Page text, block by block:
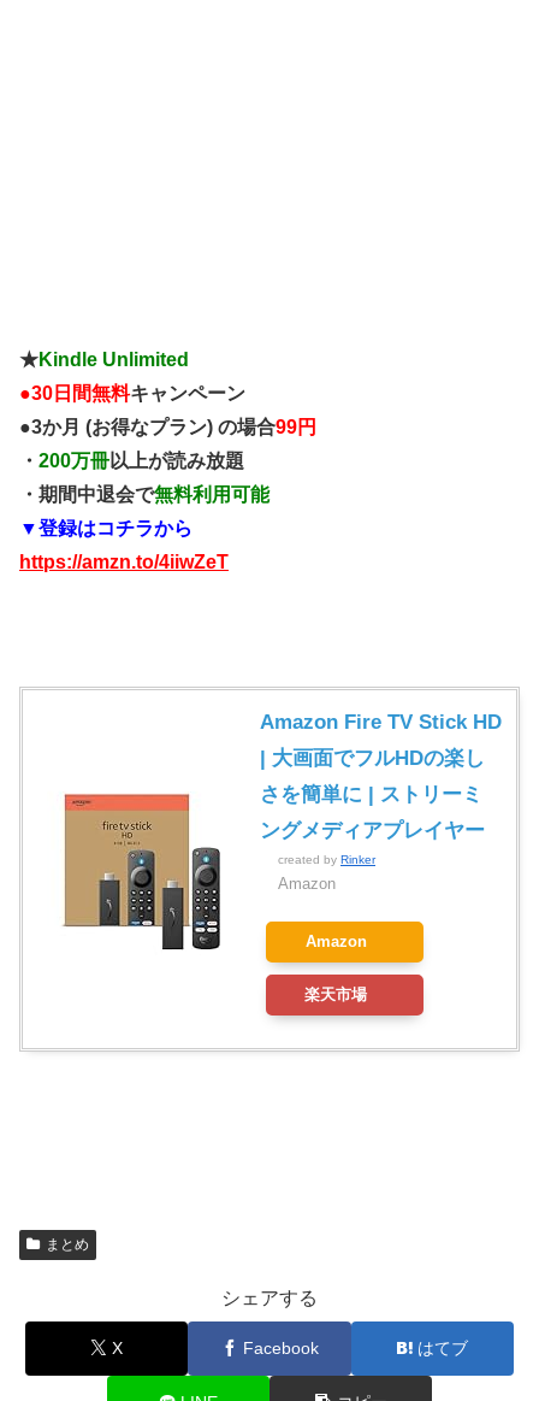
★Kindle Unlimited
●30日間無料キャンペーン
●3か月 (お得なプラン) の場合99円
・ 200万冊以上が読み放題
・期間中退会で無料利用可能
▼登録はコチラから
https://amzn.to/4iiwZeT
Amazon Fire TV Stick HD
| 大画面でフルHDの楽し
さを簡単に | ストリーミ
ングメディアプレイヤー
created by Rinker
Amazon
Amazon
楽天市場
まとめ
シェアする
X Facebook はてブ